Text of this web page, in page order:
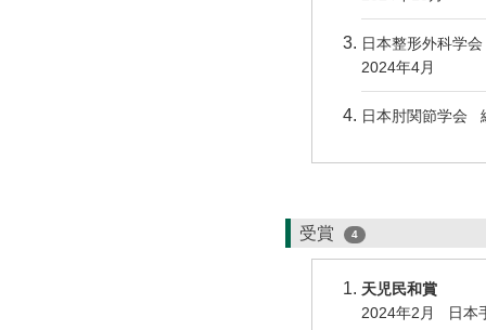
日本整形外科学
2024年4月
日本肘関節学会
受賞 4
天児民和賞
2024年2月 日本